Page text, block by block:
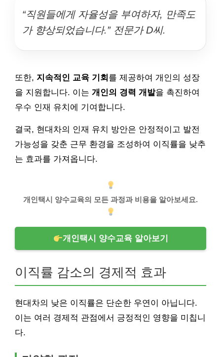
“직원들에게 자율성을 부여하자, 만족도
가 향상되었습니다.” 전문가 D씨.
또한, 지속적인 교육 기회 를 제공하여 개인의 성장
을 지원합니다. 이는 개인의 경력 개발을 촉진하여
우수 인재 유치에 기여합니다.
결국, 현대차의 인재 유치 방안은 안정적이고 발전
가능성을 갖춘 근무 환경을 조성하여 이직률을 낮추
는 효과를 가져옵니다.
개인택시 양수교육의 모든 과정과 비용을 알아보세요.
개인택시 양수교육 알아보기
이직률 감소의 경제적 효과
현대차의 낮은 이직률은 단순한 우연이 아닙니다.
이는 여러 경제적 관점에서 긍정적인 영향을 미칩니
다.